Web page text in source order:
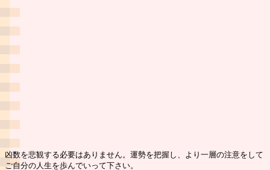
凶数を悲観する必要はありません。運勢を把握し、より一層の注意をして
ご自分の人生を歩んでいって下さい。